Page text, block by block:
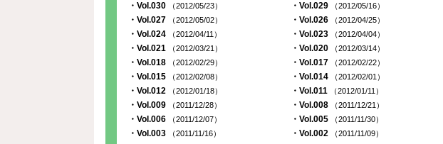
・Vol.030 （2012/05/23） ・Vol.029 （2012/05/16）
・Vol.027 （2012/05/02） ・Vol.026 （2012/04/25）
・Vol.024 （2012/04/11） ・Vol.023 （2012/04/04）
・Vol.021 （2012/03/21） ・Vol.020 （2012/03/14）
・Vol.018 （2012/02/29） ・Vol.017 （2012/02/22）
・Vol.015 （2012/02/08） ・Vol.014 （2012/02/01）
・Vol.012 （2012/01/18） ・Vol.011 （2012/01/11）
・Vol.009 （2011/12/28） ・Vol.008 （2011/12/21）
・Vol.006 （2011/12/07） ・Vol.005 （2011/11/30）
・Vol.003 （2011/11/16） ・Vol.002 （2011/11/09）